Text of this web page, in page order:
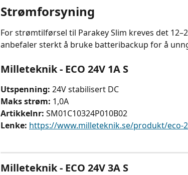
Strømforsyning
For strømtilførsel til Parakey Slim kreves det
anbefaler sterkt å bruke batteribackup for å
Milleteknik - ECO 24V 1A S
Utspenning: 24V stabilisert DC
Maks strøm: 1,0A
Artikkelnr: SM01C10324P010B02
Lenke: https://www.milleteknik.se/produkt/eco-
Milleteknik - ECO 24V 3A S